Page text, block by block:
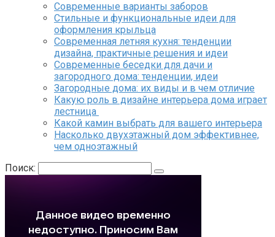
Современные варианты заборов
Стильные и функциональные идеи для
оформления крыльца
Современная летняя кухня: тенденции
дизайна, практичные решения и идеи
Современные беседки для дачи и
загородного дома: тенденции, идеи
Загородные дома: их виды и в чем отличие
Какую роль в дизайне интерьера дома играет
лестница
Какой камин выбрать для вашего интерьера
Насколько двухэтажный дом эффективнее,
чем одноэтажный
Поиск: